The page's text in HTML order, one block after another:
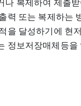
나 복제하여 제출
력 또는 복제하는
을 달성하기에 현
정보저장매체등을